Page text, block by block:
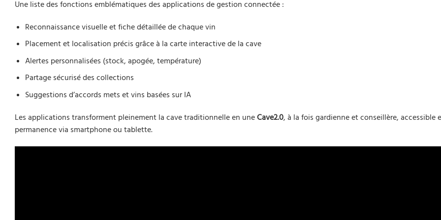
Une liste des fonctions emblématiques des applications de gestion connectée :
Reconnaissance visuelle et fiche détaillée de chaque vin
Placement et localisation précis grâce à la carte interactive de la cave
Alertes personnalisées (stock, apogée, température)
Partage sécurisé des collections
Suggestions d’accords mets et vins basées sur IA
Les applications transforment pleinement la cave traditionnelle en uneCave2.0, à la fois gardienne et conseillère, accessible
permanence via smartphone ou tablette.